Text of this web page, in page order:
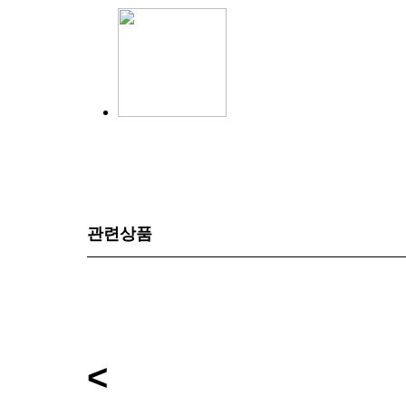
관련상품
<